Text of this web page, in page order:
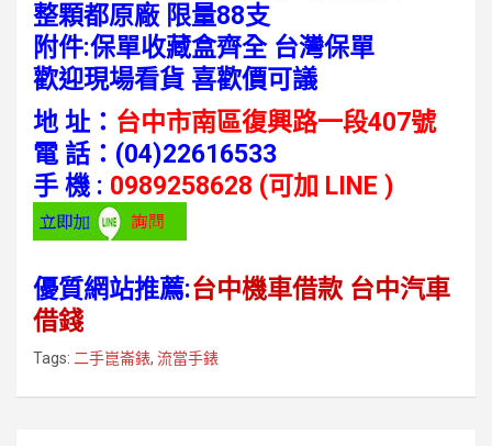
整顆都原廠 限量88支
附件:保單收藏盒齊全 台灣保單
歡迎現場看貨 喜歡價可議
地 址： 台中市南區復興路一段407號
電 話： (04)22616533
手 機 : 0989258628 (可加 LINE )
優質網站推薦:台中機車借款 台中汽車
借錢
Tags: 二手崑崙錶, 流當手錶